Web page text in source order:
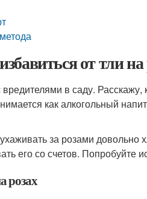
от тли на
в саду.
как алкогольный
за розами довольно
его со счетов. Попробуйте
розах